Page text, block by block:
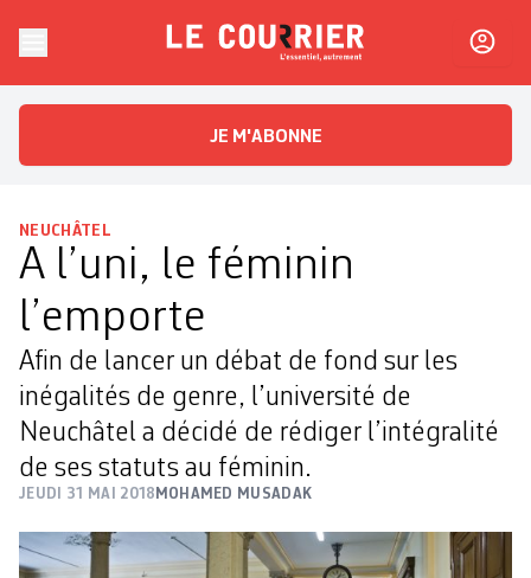
Le CourrierL'essentiel, autrement
JE M'ABONNE
NEUCHÂTEL
A l’uni, le féminin
l’emporte
Afin de lancer un débat de fond sur les
inégalités de genre, l’université de
Neuchâtel a décidé de rédiger l’intégralité
de ses statuts au féminin.
JEUDI 31 MAI 2018 MOHAMED MUSADAK